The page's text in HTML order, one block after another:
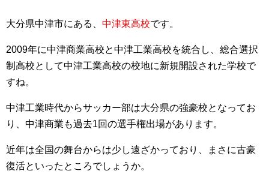
大分県中津市にある、 中津東高校です。
2009年に中津商業高校と中津工業高校を統合し、総合選択
制高校として中津工業高校の校地に新規開設された学校で
すね。
中津工業時代からサッカー部は大分県の強豪校となってお
り、中津商業も過去1回の選手権出場があります。
近年は全国の舞台からは少し遠ざかっており、まさに古豪
復活といったところでしょうか。